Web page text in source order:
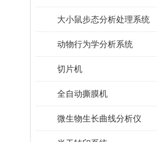
大小鼠步态分析处理系统
动物行为学分析系统
切片机
全自动撕膜机
微生物生长曲线分析仪